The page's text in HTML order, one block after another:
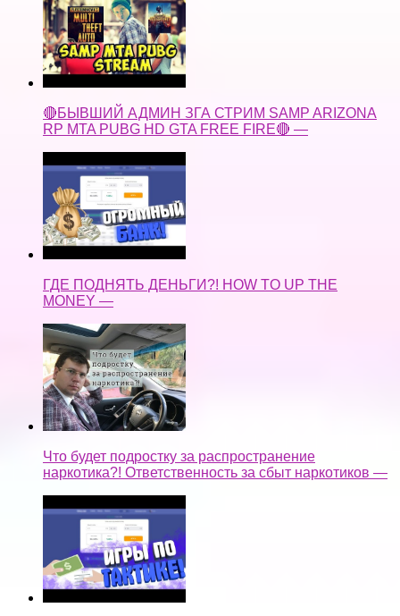
🔴БЫВШИЙ АДМИН ЗГА СТРИМ SAMP ARIZONA
RP MTA PUBG HD GTA FREE FIRE🔴 —
ГДЕ ПОДНЯТЬ ДЕНЬГИ?! HOW TO UP THE
MONEY —
Что будет подростку за распространение
наркотика?! Ответственность за сбыт наркотиков —